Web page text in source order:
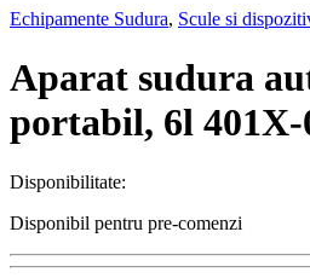
Echipamente Sudura, Scule si
Aparat sudura
portabil, 6l 401X-
Disponibilitate:
Disponibil pentru pre-comenzi